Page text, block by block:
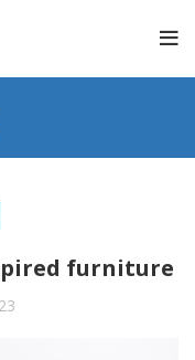
furniture